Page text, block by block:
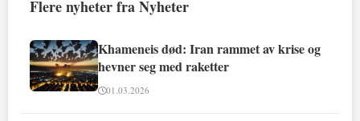
Flere nyheter fra Nyheter
Khameneis død: Iran rammet av krise og
hevner seg med raketter
01.03.2026